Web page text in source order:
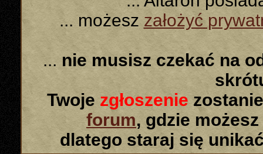
... możeszzałożyć
... nie musisz czekać na
Twoje zgłoszenie
forum, gdzie
dlatego staraj się